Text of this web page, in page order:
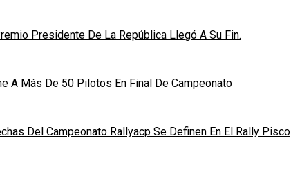
Presidente De La República Llegó A Su Fin.
A Más De 50 Pilotos En Final De Campeonato
Del Campeonato Rallyacp Se Definen En El Rally Pisco